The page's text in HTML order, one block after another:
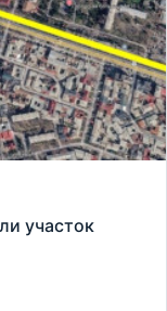
участок